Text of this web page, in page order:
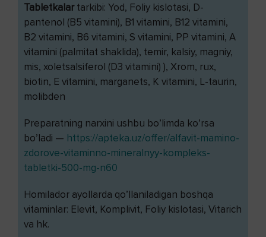
Tabletkalartarkibi: Yod, Foliy kislotasi, D-
pantenol (B5 vitamini), B1 vitamini, B12 vitamini,
B2 vitamini, B6 vitamini, S vitamini, PP vitamini, A
vitamini (palmitat shaklida), temir, kalsiy, magniy,
mis, xoletsalsiferol (D3 vitamini) ), Xrom, rux,
biotin, E vitamini, marganets, K vitamini, L-taurin,
molibden
Preparatning narxini ushbu bo’limda ko’rsa
bo’ladi — https://apteka.uz/offer/alfavit-mamino-
zdorove-vitaminno-mineralnyy-kompleks-
tabletki-500-mg-n60
Homilador ayollarda qo’llaniladigan boshqa
vitaminlar: Elevit, Komplivit, Foliy kislotasi, Vitarich
va hk.